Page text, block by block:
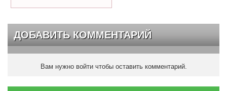
ДОБАВИТЬ КОММЕНТАРИЙ
Вам нужно войти чтобы оставить комментарий.